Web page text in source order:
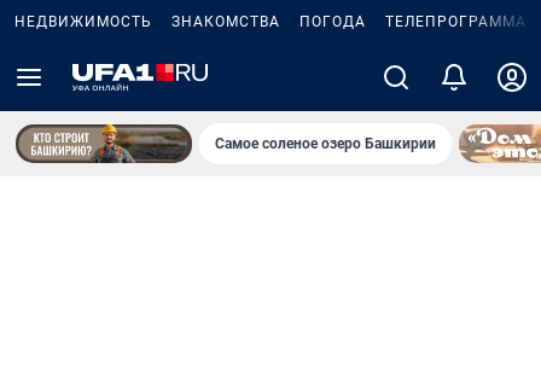
НЕДВИЖИМОСТЬ ЗНАКОМСТВА ПОГОДА ТЕЛЕПРОГРАММА
Самое соленое озеро Башкирии